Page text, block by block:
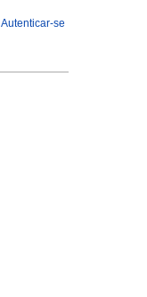
Autenticar-se